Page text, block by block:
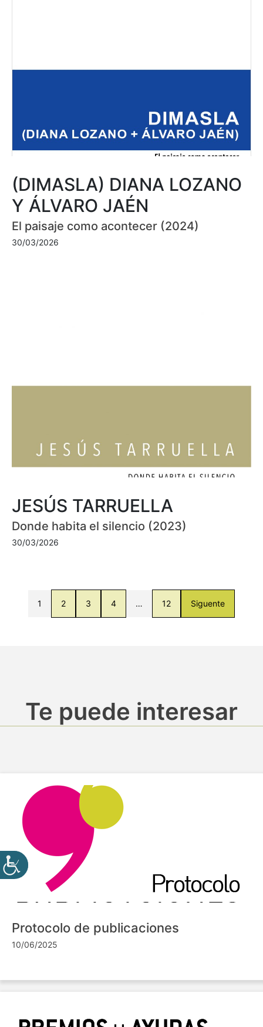
(DIMASLA) DIANA LOZANO
Y ÁLVARO JAÉN
El paisaje como acontecer (2024)
30/03/2026
JESÚS TARRUELLA
Donde habita el silencio (2023)
30/03/2026
1 2 3 4 … 12 Siguente
Te puede interesar
Protocolo de publicaciones
10/06/2025